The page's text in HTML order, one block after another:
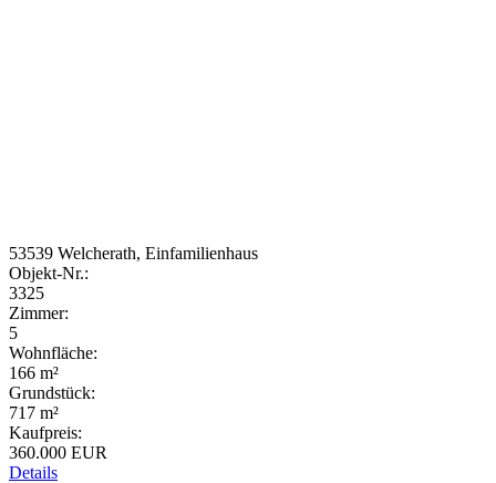
53539 Welcherath, Einfamilienhaus
Objekt-Nr.:
3325
Zimmer:
5
Wohnfläche:
166 m²
Grundstück:
717 m²
Kaufpreis:
360.000 EUR
Details